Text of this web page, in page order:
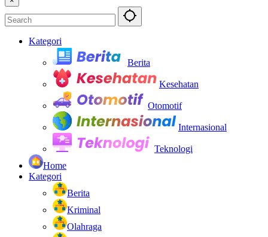
Kategori
Berita
Kesehatan
Otomotif
Internasional
Teknologi
Home
Kategori
Berita
Kriminal
Olahraga